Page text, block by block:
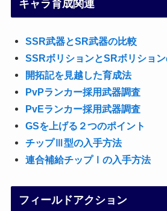
キャラ育成関連
SSR武器とSR武器の比較
SSRボリションとSRボリショ
開拓記を見越した育成法
PvPランカー採用武器調査
PvEランカー採用武器調査
GSを上げる２つのポイント
チップⅢ型の入手方法
連合補給チップⅠの入手方法
フィールドアクション